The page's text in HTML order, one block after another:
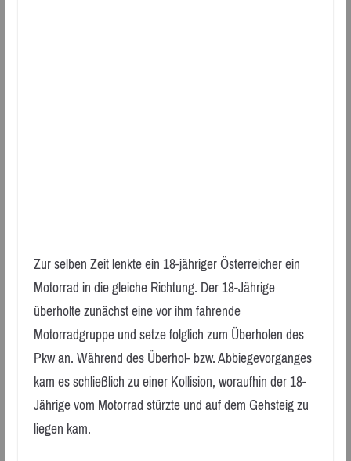
Zur selben Zeit lenkte ein 18-jähriger Österreicher ein
Motorrad in die gleiche Richtung. Der 18-Jährige
überholte zunächst eine vor ihm fahrende
Motorradgruppe und setze folglich zum Überholen des
Pkw an. Während des Überhol- bzw. Abbiegevorganges
kam es schließlich zu einer Kollision, woraufhin der 18-
Jährige vom Motorrad stürzte und auf dem Gehsteig zu
liegen kam.